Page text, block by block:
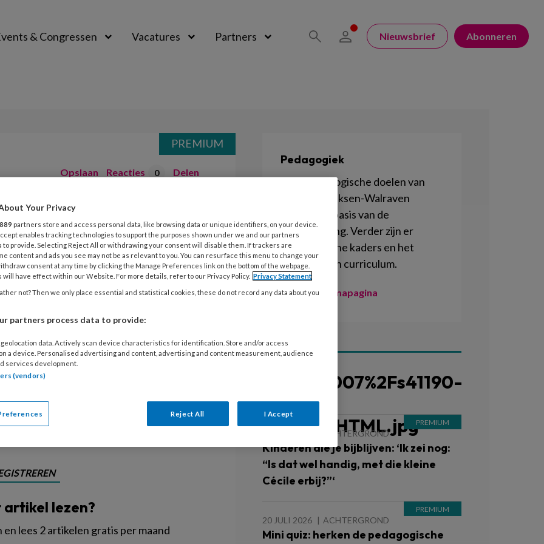
& Congressen Vacatures Partners Nieuwsbrief Abonneren
Opslaan Reacties 0 Delen
Expertisecentrum
het ontdekkingsvermogen van
je theoretische én praktische
lezen?
lees 2 artikelen gratis per maand
PREMIUM
Pedagogiek
De 4 pedagogische doelen van
Marianne Riksen-Walraven
vormen de basis van de
kinderopvang. Verder zijn er
Pedagogische kaders en het
Pedagogisch curriculum.
Naar de themapagina
ACHTERGROND
Kinderen die je bijblijven: ‘Ik zei nog:
“Is dat wel handig, met die kleine
Cécile erbij?”‘
20 JULI 2026 ACHTERGROND
Mini quiz: herken de pedagogische
Your Privacy
889 partners store and access personal data, like browsing data or unique identifiers, on your device.
enables tracking technologies to support the purposes shown under we and our partners
to provide. Selecting Reject All or withdrawing your consent will disable them. If trackers are
content and ads you see may not be as relevant to you. You can resurface this menu to change your
consent at any time by clicking the Manage Preferences link on the bottom of the webpage.
will have effect within our Website. For more details, refer to our Privacy Policy. Privacy Statement
not? Then we only place essential and statistical cookies, these do not record any data about you
partners process data to provide:
data. Actively scan device characteristics for identification. Store and/or access
a device. Personalised advertising and content, advertising and content measurement, audience
services development.
(vendors)
Reject All I Accept